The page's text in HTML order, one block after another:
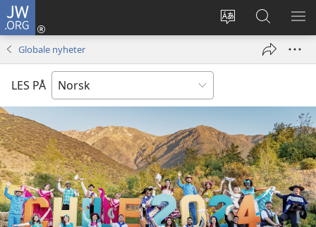
JW.ORG
Endre
Logg
inn
vindu)
Søk
på
JW.ORG
VIS
Globale nyheter
LES PÅ